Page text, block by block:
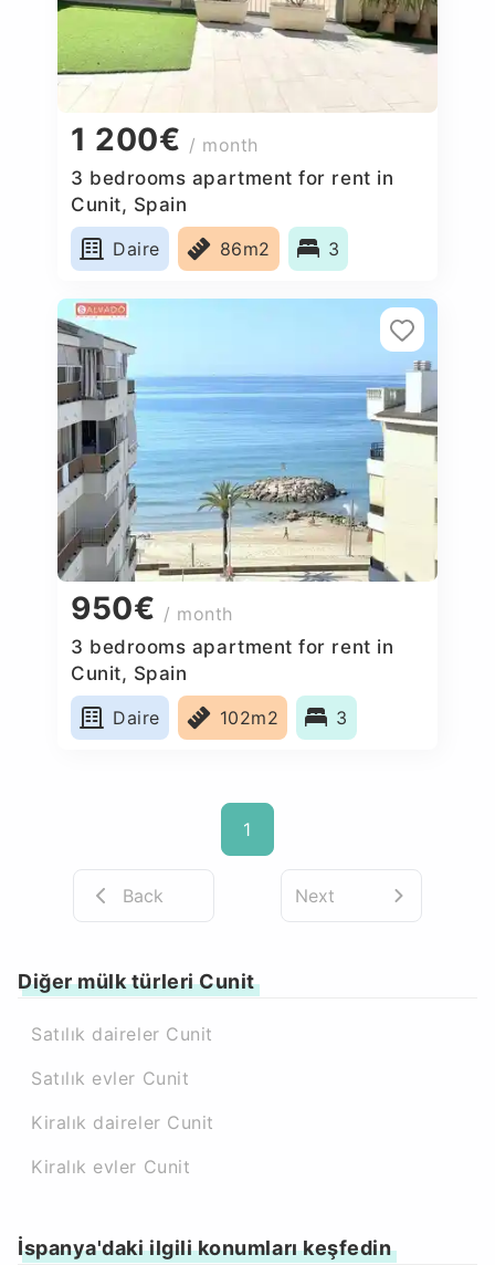
1 200€ / month
3 bedrooms apartment for rent in
Cunit, Spain
Daire
86m2 3
950€ / month
3 bedrooms apartment for rent in
Cunit, Spain
Daire
102m2 3
1
Back Next
Diğer mülk türleri Cunit
Satılık daireler Cunit
Satılık evler Cunit
Kiralık daireler Cunit
Kiralık evler Cunit
İspanya'daki ilgili konumları keşfedin